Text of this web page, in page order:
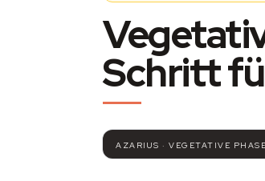
Schritt
AZARIUS · VEGETATIVE